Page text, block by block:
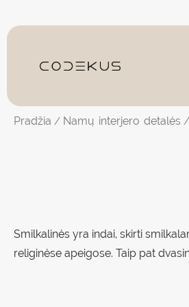
prie
Pradžia / Namų interjero detalės /
Smilkalinės yra indai, skirti
religinėse apeigose. Taip pat